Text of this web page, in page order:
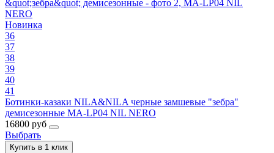
Новинка
36
37
38
39
40
41
Ботинки-казаки NILA&NILA черные замшевые "зебра"
демисезонные MA-LP04 NIL NERO
16800 руб
Выбрать
Купить в 1 клик